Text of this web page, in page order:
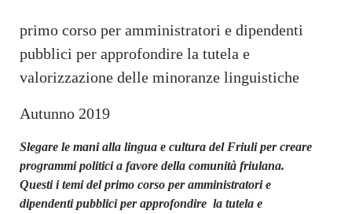
primo corso per amministratori e dipendenti
pubblici per approfondire la tutela e
valorizzazione delle minoranze linguistiche
Autunno 2019
Slegare le mani alla lingua e cultura del Friuli per creare
programmi politici a favore della comunità friulana.
Questi i temi del primo corso per amministratori e
dipendenti pubblici per approfondire la tutela e